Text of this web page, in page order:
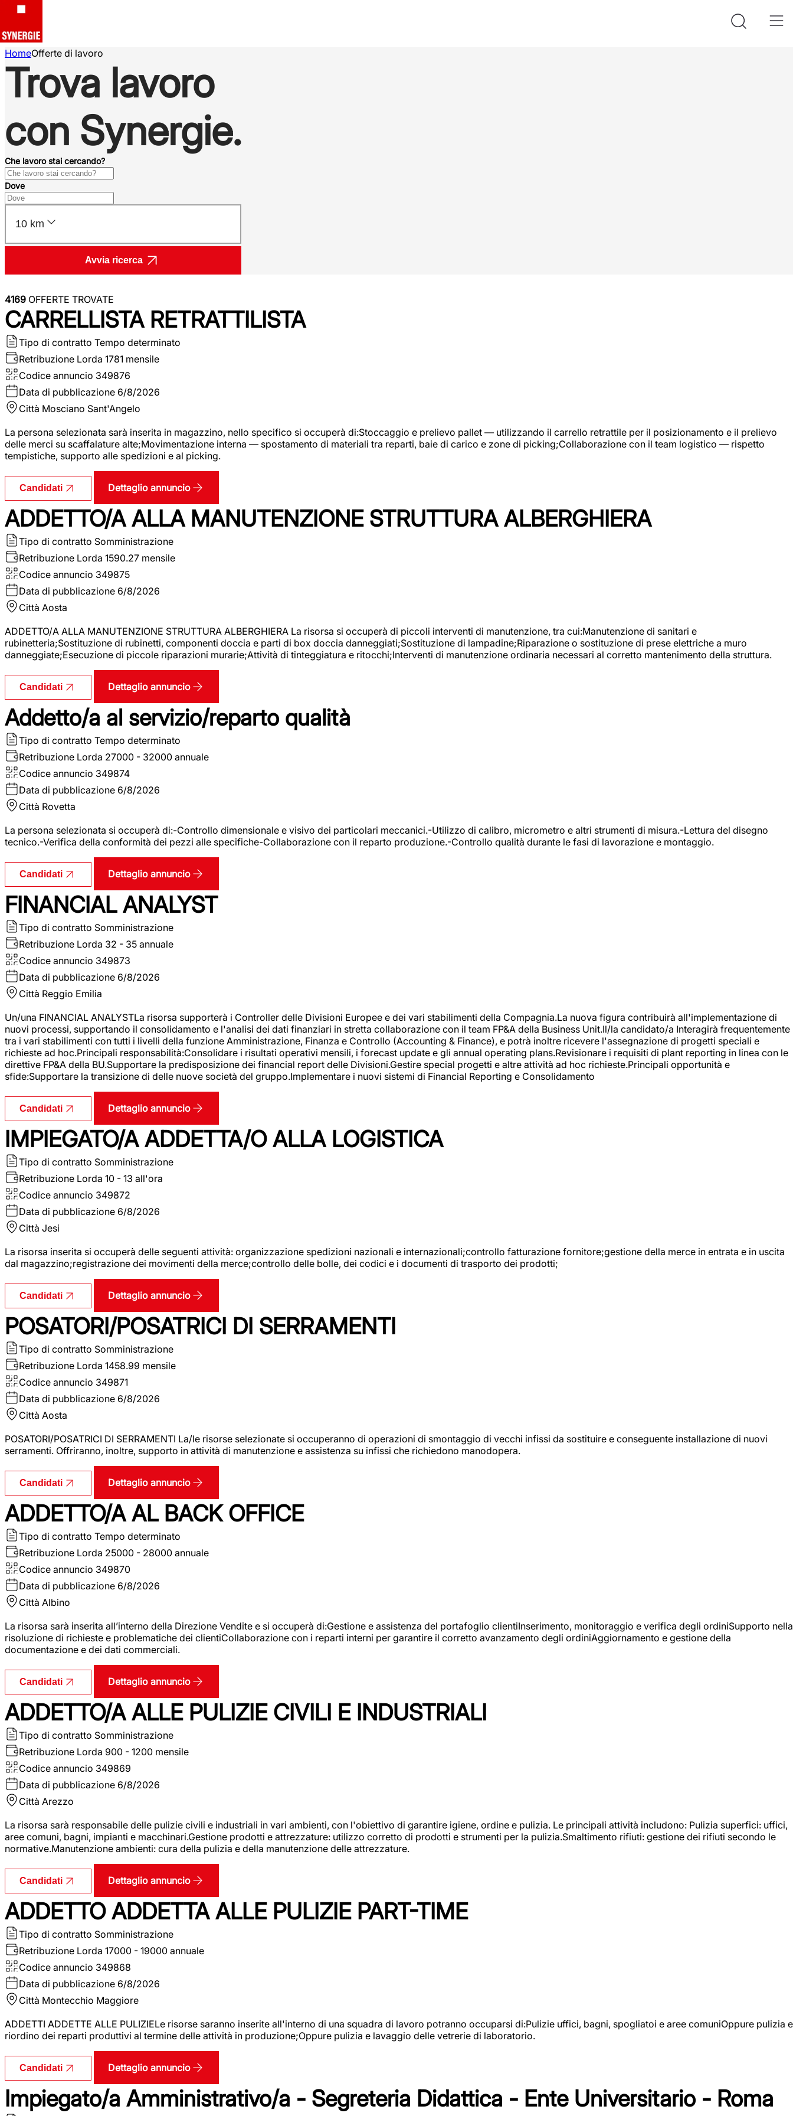
HomeOfferte di lavoro
Trova lavoro
con Synergie.
Che lavoro stai cercando?
Dove
10 km
Avvia ricerca
4169 OFFERTE TROVATE
CARRELLISTA RETRATTILISTA
Tipo di contratto Tempo determinato
Retribuzione Lorda 1781 mensile
Codice annuncio 349876
Data di pubblicazione 6/8/2026
Città Mosciano Sant'Angelo
La persona selezionata sarà inserita in magazzino, nello specifico si occuperà di:Stoccaggio e prelievo pallet — utilizzando il carrello retrattile per il posizionamento e il prelievo
delle merci su scaffalature alte;Movimentazione interna — spostamento di materiali tra reparti, baie di carico e zone di picking;Collaborazione con il team logistico — rispetto
tempistiche, supporto alle spedizioni e al picking.
Candidati Dettaglio annuncio
ADDETTO/A ALLA MANUTENZIONE STRUTTURA ALBERGHIERA
Tipo di contratto Somministrazione
Retribuzione Lorda 1590.27 mensile
Codice annuncio 349875
Data di pubblicazione 6/8/2026
Città Aosta
ADDETTO/A ALLA MANUTENZIONE STRUTTURA ALBERGHIERA La risorsa si occuperà di piccoli interventi di manutenzione, tra cui:Manutenzione di sanitari e
rubinetteria;Sostituzione di rubinetti, componenti doccia e parti di box doccia danneggiati;Sostituzione di lampadine;Riparazione o sostituzione di prese elettriche a muro
danneggiate;Esecuzione di piccole riparazioni murarie;Attività di tinteggiatura e ritocchi;Interventi di manutenzione ordinaria necessari al corretto mantenimento della struttura.
Candidati Dettaglio annuncio
Addetto/a al servizio/reparto qualità
Tipo di contratto Tempo determinato
Retribuzione Lorda 27000 - 32000 annuale
Codice annuncio 349874
Data di pubblicazione 6/8/2026
Città Rovetta
La persona selezionata si occuperà di:-Controllo dimensionale e visivo dei particolari meccanici.-Utilizzo di calibro, micrometro e altri strumenti di misura.-Lettura del disegno
tecnico.-Verifica della conformità dei pezzi alle specifiche-Collaborazione con il reparto produzione.-Controllo qualità durante le fasi di lavorazione e montaggio.
Candidati Dettaglio annuncio
FINANCIAL ANALYST
Tipo di contratto Somministrazione
Retribuzione Lorda 32 - 35 annuale
Codice annuncio 349873
Data di pubblicazione 6/8/2026
Città Reggio Emilia
Un/una FINANCIAL ANALYSTLa risorsa supporterà i Controller delle Divisioni Europee e dei vari stabilimenti della Compagnia.La nuova figura contribuirà all'implementazione di
nuovi processi, supportando il consolidamento e l'analisi dei dati finanziari in stretta collaborazione con il team FP&A della Business Unit.Il/la candidato/a Interagirà frequentemente
tra i vari stabilimenti con tutti i livelli della funzione Amministrazione, Finanza e Controllo (Accounting & Finance), e potrà inoltre ricevere l'assegnazione di progetti speciali e
richieste ad hoc.Principali responsabilità:Consolidare i risultati operativi mensili, i forecast update e gli annual operating plans.Revisionare i requisiti di plant reporting in linea con le
direttive FP&A della BU.Supportare la predisposizione dei financial report delle Divisioni.Gestire special progetti e altre attività ad hoc richieste.Principali opportunità e
sfide:Supportare la transizione di delle nuove società del gruppo.Implementare i nuovi sistemi di Financial Reporting e Consolidamento
Candidati Dettaglio annuncio
IMPIEGATO/A ADDETTA/O ALLA LOGISTICA
Tipo di contratto Somministrazione
Retribuzione Lorda 10 - 13 all'ora
Codice annuncio 349872
Data di pubblicazione 6/8/2026
Città Jesi
La risorsa inserita si occuperà delle seguenti attività: organizzazione spedizioni nazionali e internazionali;controllo fatturazione fornitore;gestione della merce in entrata e in uscita
dal magazzino;registrazione dei movimenti della merce;controllo delle bolle, dei codici e i documenti di trasporto dei prodotti;
Candidati Dettaglio annuncio
POSATORI/POSATRICI DI SERRAMENTI
Tipo di contratto Somministrazione
Retribuzione Lorda 1458.99 mensile
Codice annuncio 349871
Data di pubblicazione 6/8/2026
Città Aosta
POSATORI/POSATRICI DI SERRAMENTI La/le risorse selezionate si occuperanno di operazioni di smontaggio di vecchi infissi da sostituire e conseguente installazione di nuovi
serramenti. Offriranno, inoltre, supporto in attività di manutenzione e assistenza su infissi che richiedono manodopera.
Candidati Dettaglio annuncio
ADDETTO/A AL BACK OFFICE
Tipo di contratto Tempo determinato
Retribuzione Lorda 25000 - 28000 annuale
Codice annuncio 349870
Data di pubblicazione 6/8/2026
Città Albino
La risorsa sarà inserita all’interno della Direzione Vendite e si occuperà di:Gestione e assistenza del portafoglio clientiInserimento, monitoraggio e verifica degli ordiniSupporto nella
risoluzione di richieste e problematiche dei clientiCollaborazione con i reparti interni per garantire il corretto avanzamento degli ordiniAggiornamento e gestione della
documentazione e dei dati commerciali.
Candidati Dettaglio annuncio
ADDETTO/A ALLE PULIZIE CIVILI E INDUSTRIALI
Tipo di contratto Somministrazione
Retribuzione Lorda 900 - 1200 mensile
Codice annuncio 349869
Data di pubblicazione 6/8/2026
Città Arezzo
La risorsa sarà responsabile delle pulizie civili e industriali in vari ambienti, con l'obiettivo di garantire igiene, ordine e pulizia. Le principali attività includono: Pulizia superfici: uffici,
aree comuni, bagni, impianti e macchinari.Gestione prodotti e attrezzature: utilizzo corretto di prodotti e strumenti per la pulizia.Smaltimento rifiuti: gestione dei rifiuti secondo le
normative.Manutenzione ambienti: cura della pulizia e della manutenzione delle attrezzature.
Candidati Dettaglio annuncio
ADDETTO ADDETTA ALLE PULIZIE PART-TIME
Tipo di contratto Somministrazione
Retribuzione Lorda 17000 - 19000 annuale
Codice annuncio 349868
Data di pubblicazione 6/8/2026
Città Montecchio Maggiore
ADDETTI ADDETTE ALLE PULIZIELe risorse saranno inserite all'interno di una squadra di lavoro potranno occuparsi di:Pulizie uffici, bagni, spogliatoi e aree comuniOppure pulizia e
riordino dei reparti produttivi al termine delle attività in produzione;Oppure pulizia e lavaggio delle vetrerie di laboratorio.
Candidati Dettaglio annuncio
Impiegato/a Amministrativo/a - Segreteria Didattica - Ente Universitario - Roma